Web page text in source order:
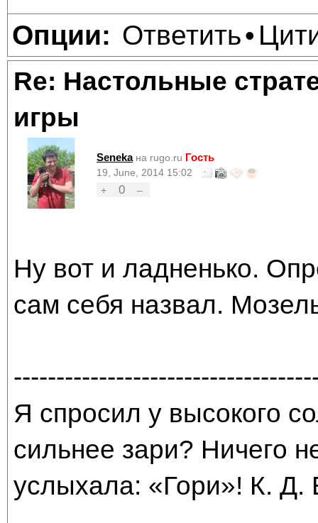
Опции: Ответить•
Re: Настольные
игры
Seneka на rugo.ru Гость
19, June, 2014 15:02
+
0 –
Ну вот и ладненько.
сам себя назвал.
Я спросил у высокого
сильнее зари? Ничего
услыхала: «Гори»! К. Д.